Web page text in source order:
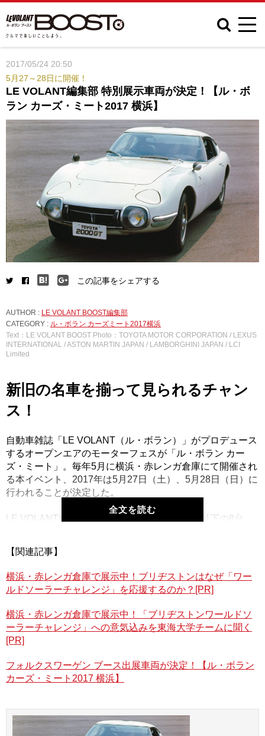
2017/05/24 20:50
5月27～28日に開催！
LE VOLANT編集部 特別展示車両が決定！【ル・ボ
ラン カーズ・ミート2017 横浜】
この記事をシェアする
AUTHOR : LE VOLANT BOOST編集部
CATEGORY : ル・ボラン カーズミート2017横浜
Text：LE VOLANT BOOST Photo：TOYOTA MOTOR CORPORATION / LEXUS
INTERNATIONAL / ASTON MARTIN JAPAN / LAMBORGHINI JAPAN / LCI
Limited
新旧の名車を揃って見られるチャン
ス！
自動車雑誌「LE VOLANT（ル・ボラン）」がプロデュース
するオープンエアのモーターフェスが「ル・ボラン カー
ズ・ミート」。毎年5月に横浜・赤レンガ倉庫にて開催され
る本イベント、2017年は5月27日（土）、5月28日（日）に
行われることが決定した。
LE VOLANT編集部が厳選した特別展示車両は以下の8台。
で、両日ともに見逃せない！
イベントの詳細はこちら
http://levolant-boost.com/lvcm2017_yokohama
編集部特別展示車
● 27日（土）
トヨタ2000GT
全文を読む
【関連記事】
横浜・赤レンガ倉庫で展示中！ブリヂストンはなぜ「ワー
ルドソーラーチャレンジ」を応援するのか？[PR]
横浜・赤レンガ倉庫で展示中！「ブリヂストンワールドソ
ーラーチャレンジ」への意気込みを東海大学チームに聞く
[PR]
フォルクスワーゲン ブース出展車両が決定！【ル・ボラン
カーズ・ミート2017 横浜】